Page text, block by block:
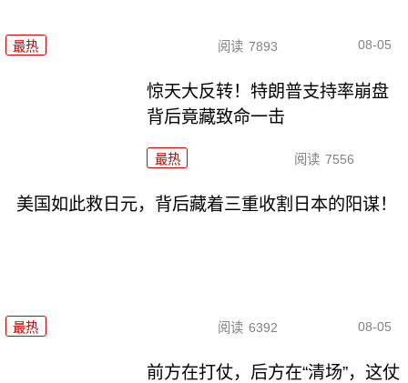
最热 阅读 7893 08-05
惊天大反转！特朗普支持率崩盘
背后竟藏致命一击
最热 阅读 7556
美国如此救日元，背后藏着三重收割日本的阳谋！
最热 阅读 6392 08-05
前方在打仗，后方在“清场”，这仗